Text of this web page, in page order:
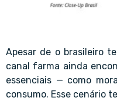
Apesar de o brasileiro
canal farma ainda
essenciais — como
consumo. Esse cenário